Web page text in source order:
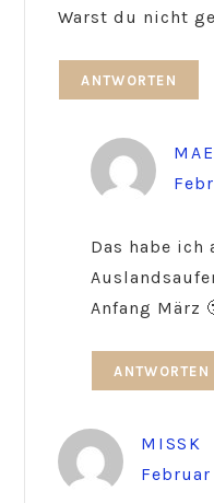
Warst du nicht
ANTWORTEN
Das habe ich
Anfang März
ANTWORTEN
MISSK